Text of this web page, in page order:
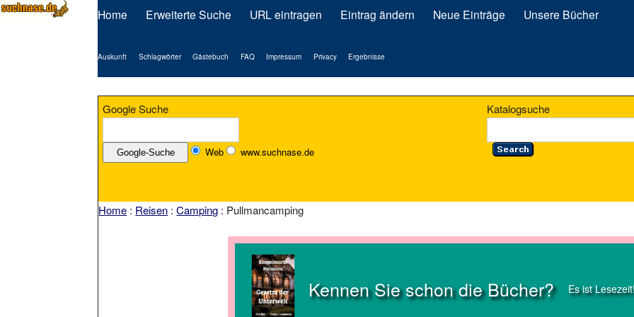
Home Erweiterte Suche URL eintragen Eintrag ändern Neue Einträge Unsere Bücher
Auskunft Schlagwörter Gästebuch FAQ Impressum Privacy Ergebnisse
Google Suche
Web www.suchnase.de
Katalogsuche
Home : Reisen :Camping : Pullmancamping
Kennen Sie schon die Bücher? Es ist